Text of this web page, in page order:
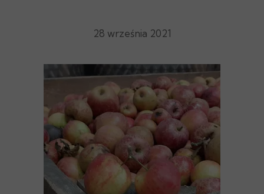
28 września 2021